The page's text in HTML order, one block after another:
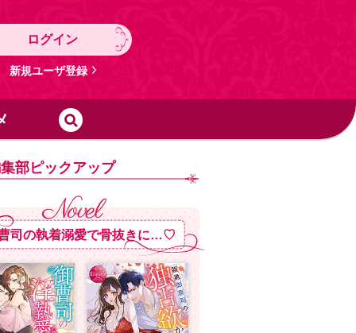
ログイン
新規ユーザ登録
部ピックアップ
司の執着溺愛で骨抜きに…♡